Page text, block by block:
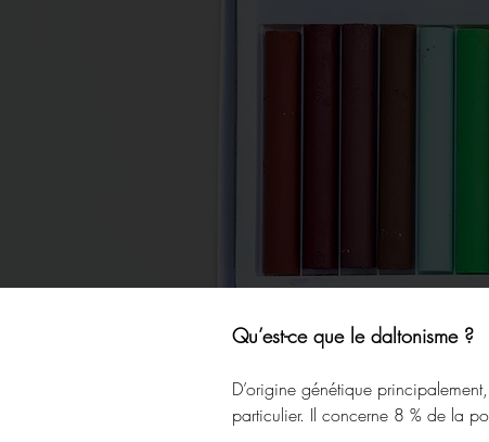
Qu’est-ce que le daltonisme ?
D’origine génétique
particulier. Il concerne 8 % de la